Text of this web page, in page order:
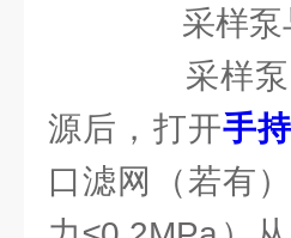
采样泵与
采样泵
源后，打开手
口滤网（若有